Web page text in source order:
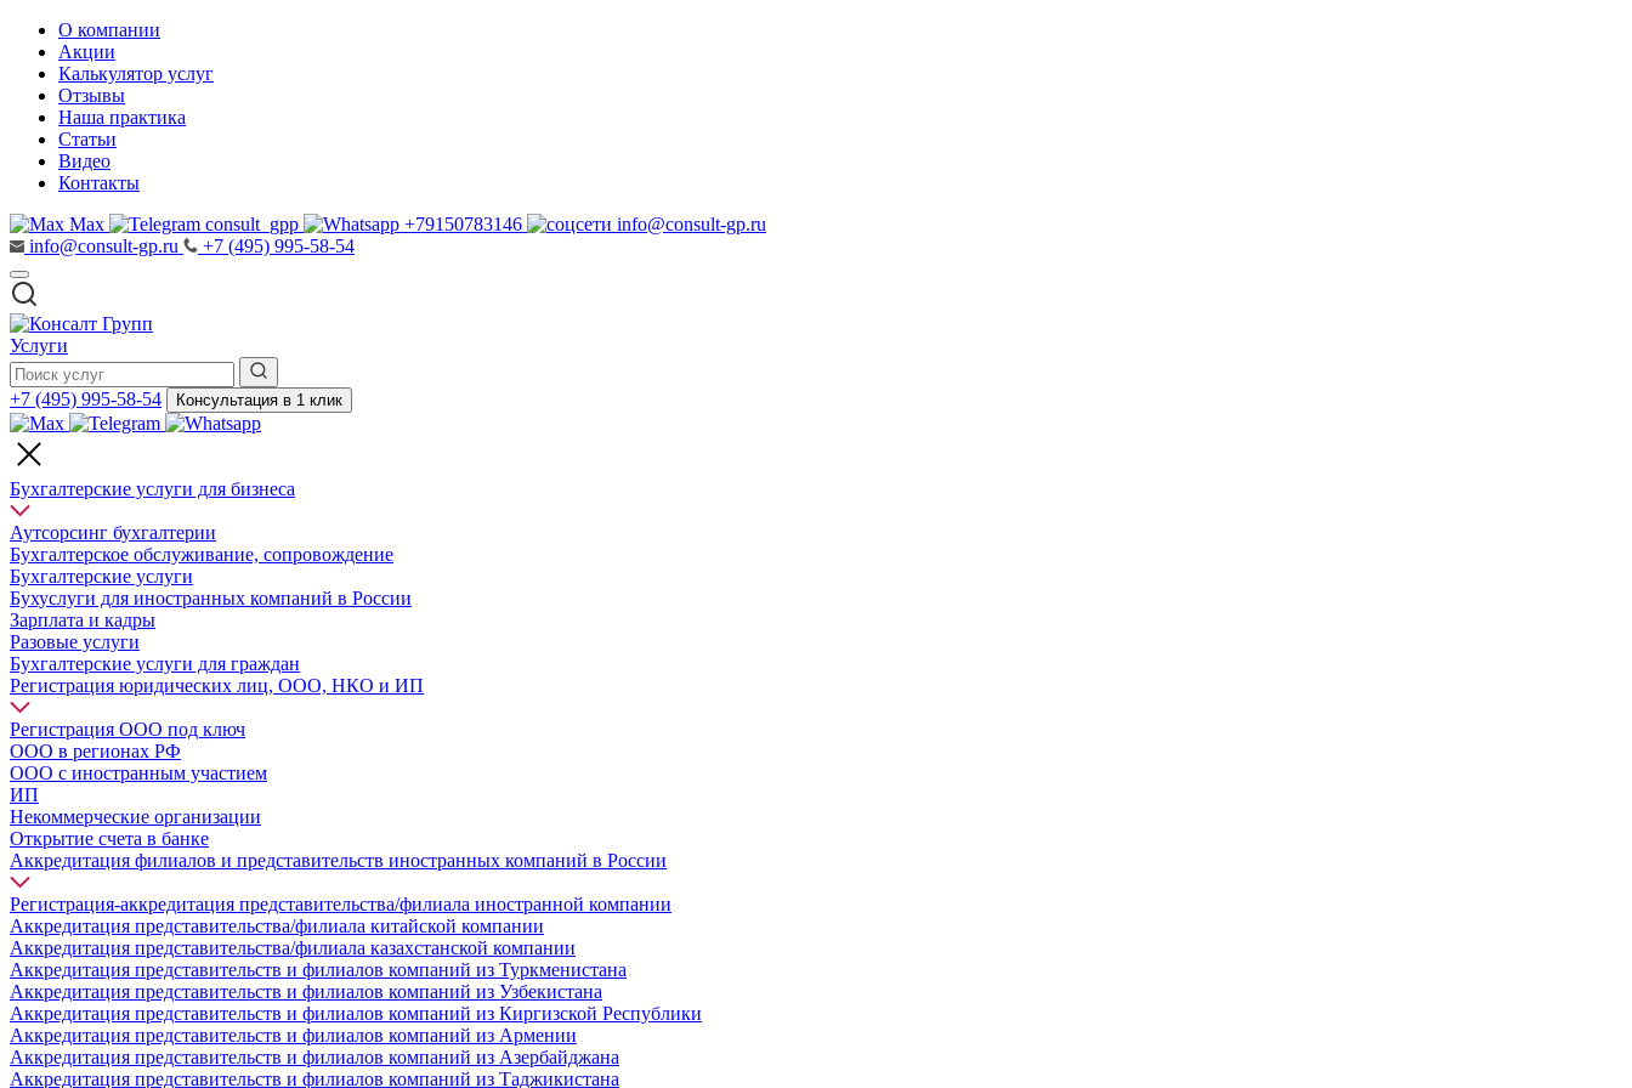
О компании
Акции
Калькулятор услуг
Отзывы
Наша практика
Статьи
Видео
Контакты
Max
consult_gpp +79150783146
info@consult-gp.ru
info@consult-gp.ru
+7 (495) 995-58-54
Услуги
+7 (495) 995-58-54 Консультация в 1 клик
Бухгалтерские услуги для бизнеса
Аутсорсинг бухгалтерии
Бухгалтерское обслуживание, сопровождение
Бухгалтерские услуги
Бухуслуги для иностранных компаний в России
Зарплата и кадры
Разовые услуги
Бухгалтерские услуги для граждан
Регистрация юридических лиц, ООО, НКО и ИП
Регистрация ООО под ключ
ООО в регионах РФ
ООО с иностранным участием
ИП
Некоммерческие организации
Открытие счета в банке
Аккредитация филиалов и представительств иностранных компаний в России
Регистрация-аккредитация представительства/филиала иностранной компании
Аккредитация представительства/филиала китайской компании
Аккредитация представительства/филиала казахстанской компании
Аккредитация представительств и филиалов компаний из Туркменистана
Аккредитация представительств и филиалов компаний из Узбекистана
Аккредитация представительств и филиалов компаний из Киргизской Республики
Аккредитация представительств и филиалов компаний из Армении
Аккредитация представительств и филиалов компаний из Азербайджана
Аккредитация представительств и филиалов компаний из Таджикистана